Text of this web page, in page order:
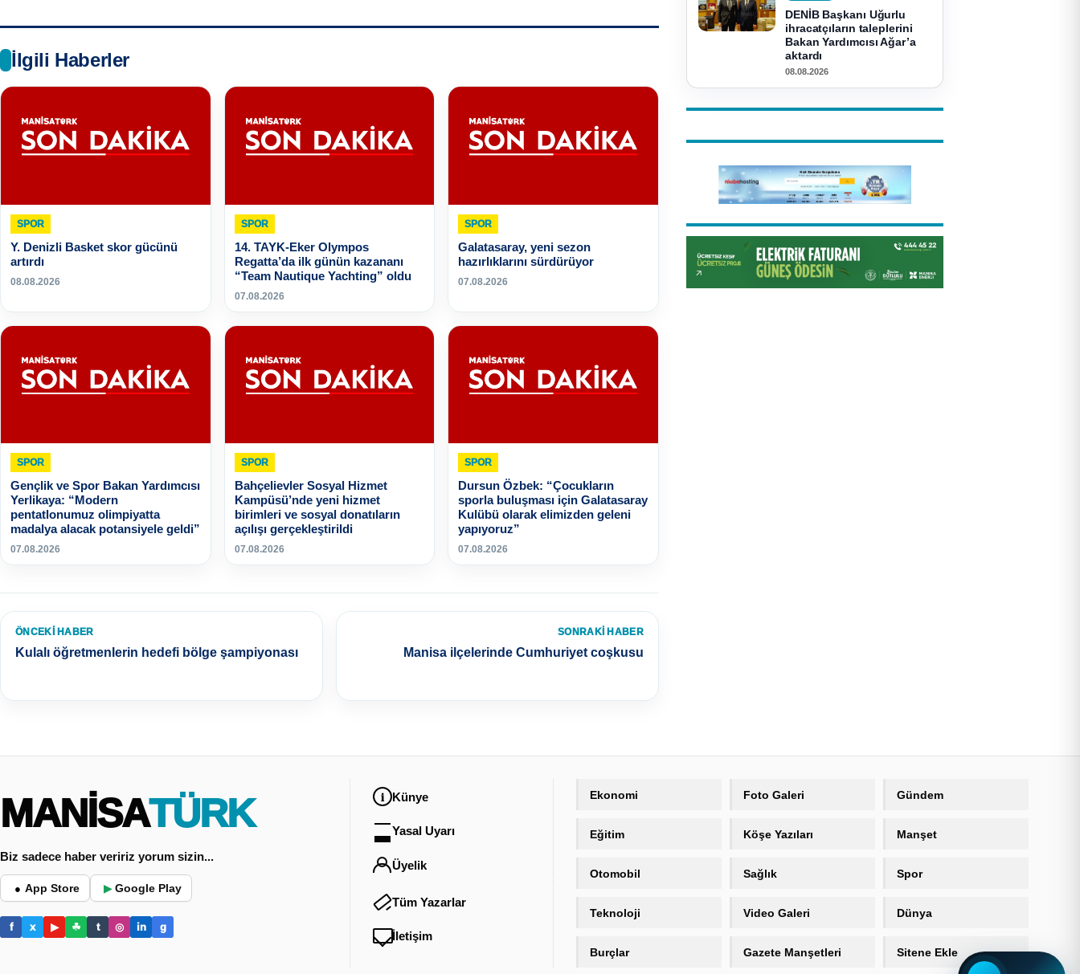
İlgili Haberler
SPOR
Y. Denizli Basket skor gücünü
artırdı
08.08.2026
SPOR
14. TAYK-Eker Olympos
Regatta’da ilk günün kazananı
“Team Nautique Yachting” oldu
07.08.2026
SPOR
Galatasaray, yeni sezon
hazırlıklarını sürdürüyor
07.08.2026
SPOR
Gençlik ve Spor Bakan Yardımcısı
Yerlikaya: “Modern
pentatlonumuz olimpiyatta
madalya alacak potansiyele geldi”
07.08.2026
SPOR
Bahçelievler Sosyal Hizmet
Kampüsü’nde yeni hizmet
birimleri ve sosyal donatıların
açılışı gerçekleştirildi
07.08.2026
SPOR
Dursun Özbek: “Çocukların
sporla buluşması için Galatasaray
Kulübü olarak elimizden geleni
yapıyoruz”
07.08.2026
ÖNCEKI HABER
Kulalı öğretmenlerin hedefi bölge şampiyonası
SONRAKI HABER
Manisa ilçelerinde Cumhuriyet coşkusu
DENİB Başkanı Uğurlu
ihracatçıların taleplerini
Bakan Yardımcısı Ağar’a
aktardı
08.08.2026
MANİSA TÜRK
Biz sadece haber veririz yorum sizin...
● App Store ▶ Google Play
f x ▶ ☘ t ◎ in g
Künye
Yasal Uyarı
Üyelik
Tüm Yazarlar
İletişim
Ekonomi Foto Galeri Gündem
Eğitim Köşe Yazıları Manşet
Otomobil Sağlık Spor
Teknoloji Video Galeri Dünya
Burçlar Gazete Manşetleri Sitene Ekle